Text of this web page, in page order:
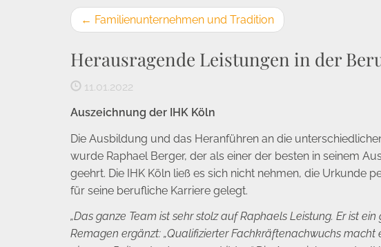
← Familienunternehmen und Tradition
Herausragende Leistungen in der
11.01.2022
Auszeichnung der IHK Köln
Die Ausbildung und das Heranführen an die
wurde Raphael Berger, der als einer der besten in seinem
geehrt. Die IHK Köln ließ es sich nicht nehmen, die Urkunde
für seine berufliche Karriere gelegt.
„Das ganze Team ist sehr stolz auf Raphaels Leistung. Er ist
Remagen ergänzt: „Qualifizierter Fachkräftenachwuchs